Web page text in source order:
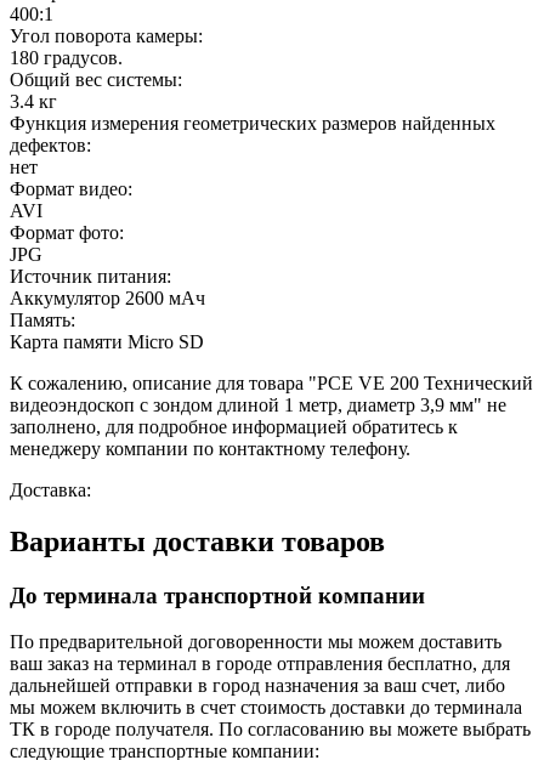
400:1
Угол поворота камеры:
180 градусов.
Общий вес системы:
3.4 кг
Функция измерения геометрических размеров найденных
дефектов:
нет
Формат видео:
AVI
Формат фото:
JPG
Источник питания:
Аккумулятор 2600 мАч
Память:
Карта памяти Micro SD
К сожалению, описание для товара "PCE VE 200 Технический
видеоэндоскоп с зондом длиной 1 метр, диаметр 3,9 мм" не
заполнено, для подробное информацией обратитесь к
менеджеру компании по контактному телефону.
Доставка:
Варианты доставки товаров
До терминала транспортной компании
По предварительной договоренности мы можем доставить
ваш заказ на терминал в городе отправления бесплатно, для
дальнейшей отправки в город назначения за ваш счет, либо
мы можем включить в счет стоимость доставки до терминала
ТК в городе получателя. По согласованию вы можете выбрать
следующие транспортные компании: